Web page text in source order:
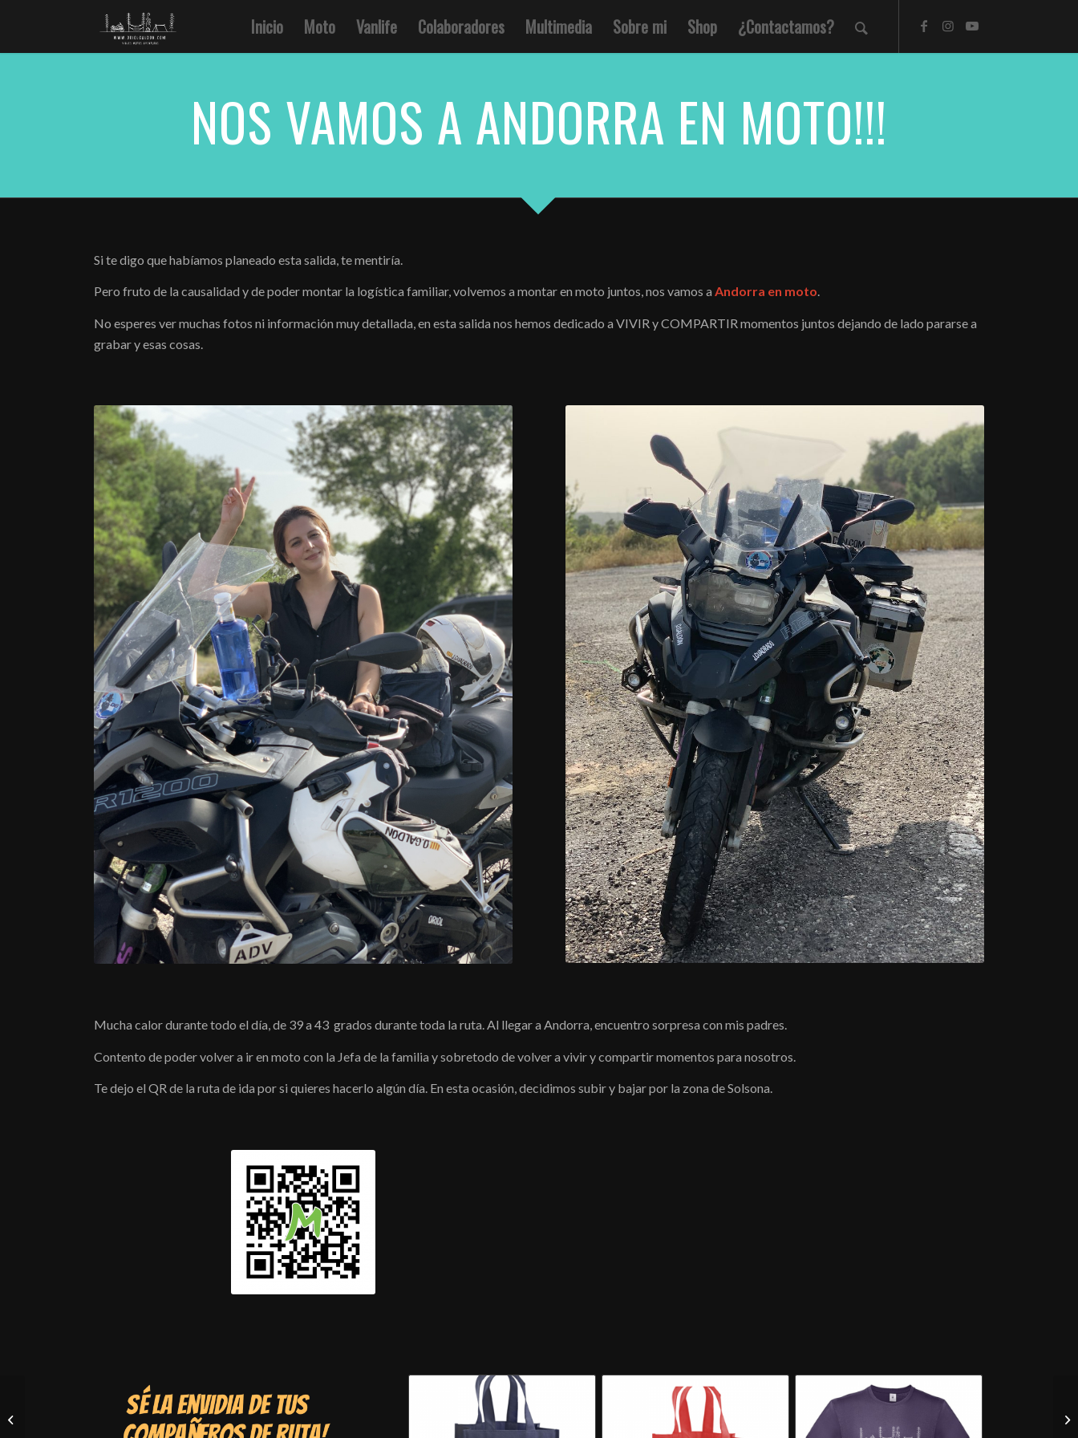
Inicio Moto Vanlife Colaboradores Multimedia Sobre mi Shop ¿Contactamos?
NOS VAMOS A ANDORRA EN MOTO!!!
Si te digo que habíamos planeado esta salida, te mentiría.
Pero fruto de la causalidad y de poder montar la logística familiar, volvemos a montar en moto juntos, nos vamos aAndorra en moto.
No esperes ver muchas fotos ni información muy detallada, en esta salida nos hemos dedicado a VIVIR y COMPARTIR momentos juntos dejando de lado pararse a
grabar y esas cosas.
Mucha calor durante todo el día, de 39 a 43 grados durante toda la ruta. Al llegar a Andorra, encuentro sorpresa con mis padres.
Contento de poder volver a ir en moto con la Jefa de la familia y sobretodo de volver a vivir y compartir momentos para nosotros.
Te dejo el QR de la ruta de ida por si quieres hacerlo algún día. En esta ocasión, decidimos subir y bajar por la zona de Solsona.